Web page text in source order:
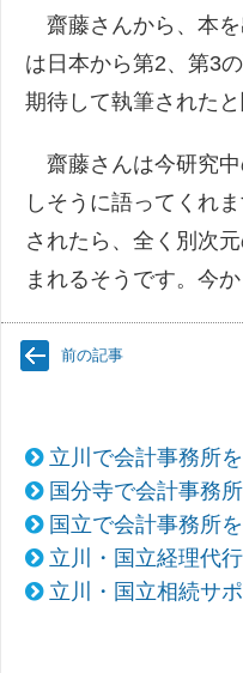
齋藤さんから、本
は日本から第2、第3
期待して執筆されたと
齋藤さんは今研究
しそうに語ってくれ
されたら、全く別次
まれるそうです。今
前の記事
立川で会計事務所
国分寺で会計事務
国立で会計事務所
立川・国立経理代
立川・国立相続サ